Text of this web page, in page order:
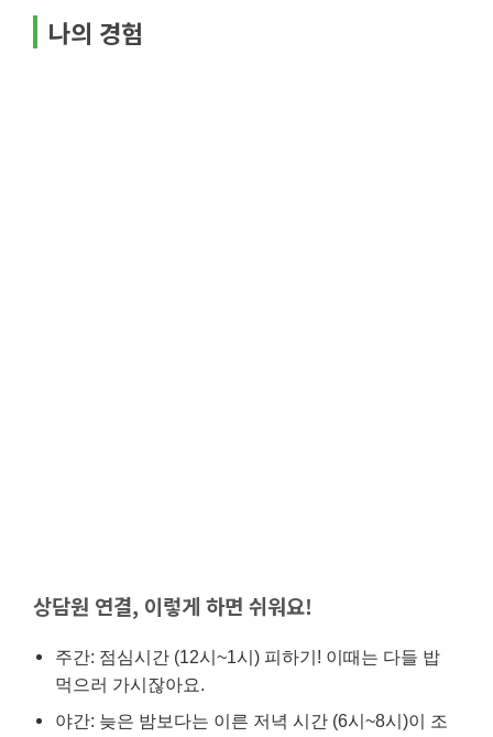
나의 경험
상담원 연결, 이렇게 하면 쉬워요!
주간: 점심시간 (12시~1시) 피하기! 이때는 다들 밥
먹으러 가시잖아요.
야간: 늦은 밤보다는 이른 저녁 시간 (6시~8시)이 조